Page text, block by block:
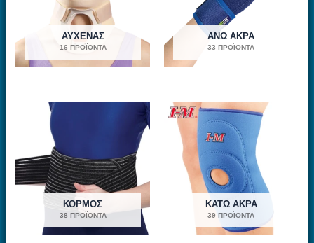
ΑΥΧΈΝΑΣ
16 ΠΡΟΪΌΝΤΑ
ΆΝΩ ΆΚΡΑ
33 ΠΡΟΪΌΝΤΑ
ΚΟΡΜΌΣ
38 ΠΡΟΪΌΝΤΑ
ΚΆΤΩ ΆΚΡΑ
39 ΠΡΟΪΌΝΤΑ